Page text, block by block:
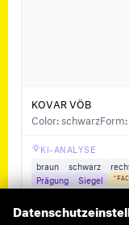
KOVAR VÖB
Color: schwarz
KI-ANALYSE
braun
schwarz
Prägung
Siegel